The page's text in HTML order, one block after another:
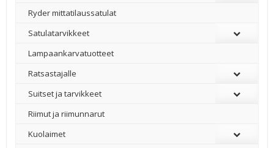
Ryder mittatilaussatulat
Satulatarvikkeet
–
Lampaankarvatuotteet
Ratsastajalle
Suitset ja tarvikkeet
Riimut ja riimunnarut
Kuolaimet